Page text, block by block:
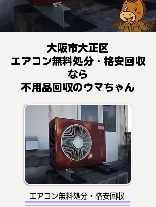
大阪市大正区
エアコン無料処分・格安回収
なら
不用品回収のウマちゃん
エアコン無料処分・格安回収